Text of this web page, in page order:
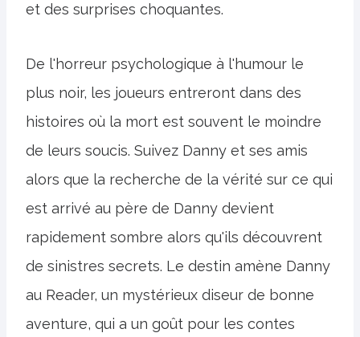
et des surprises choquantes.
De l'horreur psychologique à l'humour le
plus noir, les joueurs entreront dans des
histoires où la mort est souvent le moindre
de leurs soucis. Suivez Danny et ses amis
alors que la recherche de la vérité sur ce qui
est arrivé au père de Danny devient
rapidement sombre alors qu'ils découvrent
de sinistres secrets. Le destin amène Danny
au Reader, un mystérieux diseur de bonne
aventure, qui a un goût pour les contes